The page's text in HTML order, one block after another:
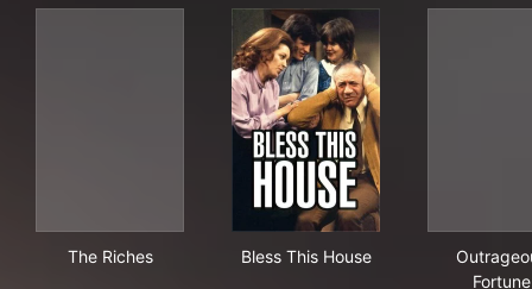
The Riches Bless This House
Fortune